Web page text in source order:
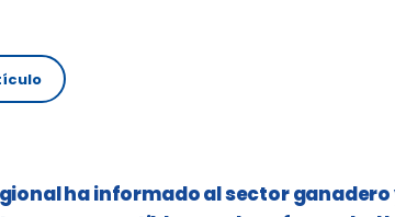
ha informado al sector